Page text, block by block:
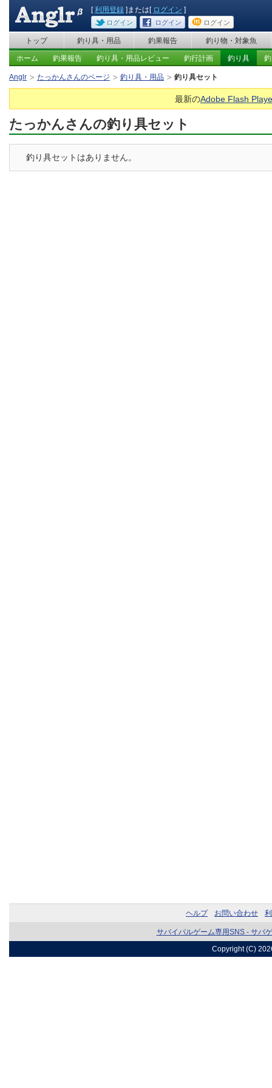
[利用登録 ]または[ ログイン ]
ログイン ログイン ログイン
トップ 釣り具・用品 釣果報告 釣り物・対象魚
ホーム 釣果報告 釣り具・用品レビュー 釣行計画 釣り具
Anglr たっかんさんのページ 釣り具・用品 釣り具セット
最新のAdobe Flash
たっかんさんの釣り具セット
釣り具セットはありません。
ヘルプ お問い合わせ
サバイバルゲーム専用SNS - サバ
Copyright (C)